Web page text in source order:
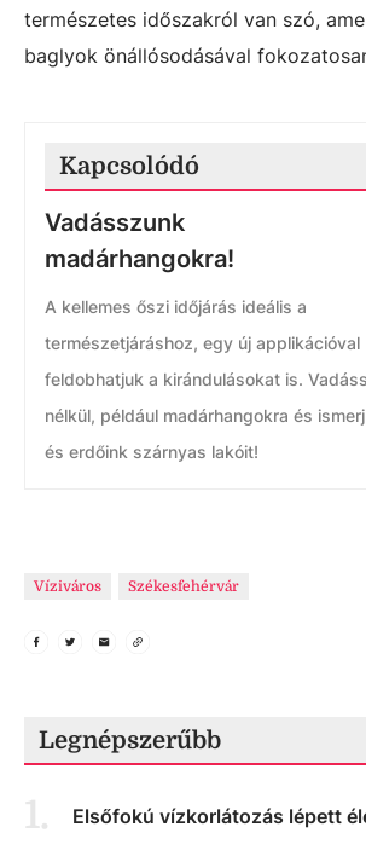
természetes időszakról van szó,
baglyok önállósodásával
Kapcsolódó
Vadásszunk
madárhangokra!
A kellemes őszi időjárás ideális a
természetjáráshoz, egy új applikációval
feldobhatjuk a kirándulásokat is.
nélkül, például madárhangokra és
és erdőink szárnyas lakóit!
Víziváros Székesfehérvár
Legnépszerűbb
1. Elsőfokú vízkorlátozás lépett